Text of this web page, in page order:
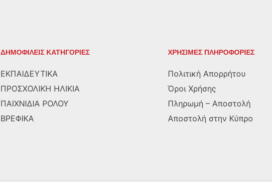
ΔΗΜΟΦΙΛΕΙΣ ΚΑΤΗΓΟΡΙΕΣ
ΕΚΠΑΙΔΕΥΤΙΚΑ
ΠΡΟΣΧΟΛΙΚΗ ΗΛΙΚΙΑ
ΠΑΙΧΝΙΔΙΑ ΡΟΛΟΥ
ΒΡΕΦΙΚΑ
ΧΡΗΣΙΜΕΣ ΠΛΗΡΟΦΟΡΙΕΣ
Πολιτική Απορρήτου
Όροι Χρήσης
Πληρωμή – Αποστολή
Αποστολή στην Κύπρο